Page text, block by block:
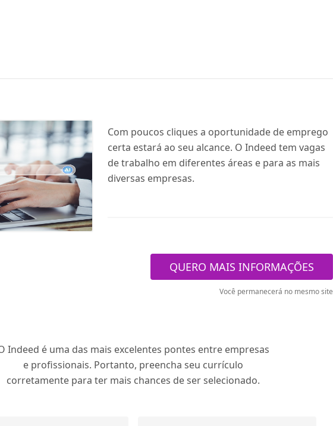
Com poucos cliques a oportunidade de emprego
certa estará ao seu alcance. O Indeed tem vagas
de trabalho em diferentes áreas e para as mais
diversas empresas.
QUERO MAIS INFORMAÇÕES
Você permanecerá no mesmo site
Indeed é uma das mais excelentes pontes entre empresas
e profissionais. Portanto, preencha seu currículo
corretamente para ter mais chances de ser selecionado.